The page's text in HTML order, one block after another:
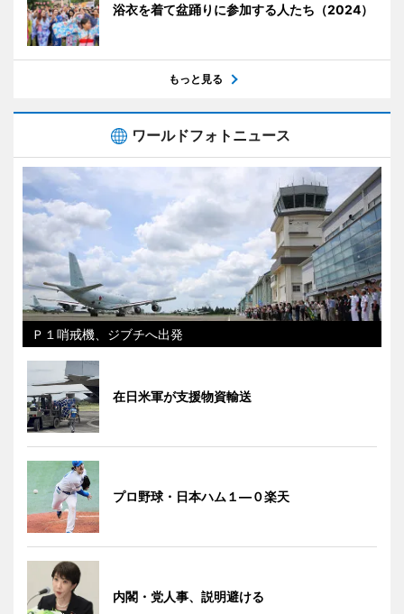
浴衣を着て盆踊りに参加する人たち（2024）
もっと見る
ワールドフォトニュース
Ｐ１哨戒機、ジブチへ出発
在日米軍が支援物資輸送
プロ野球・日本ハム１―０楽天
内閣・党人事、説明避ける